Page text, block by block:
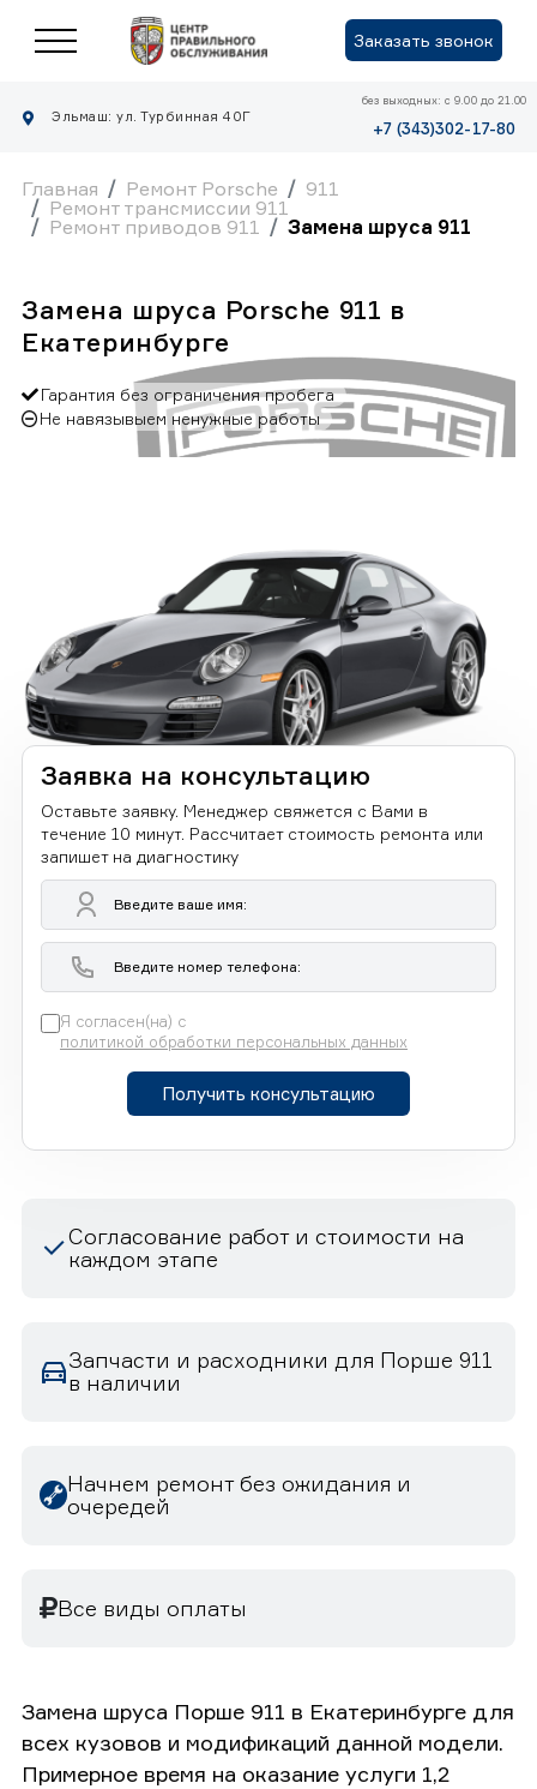
Заказать звонок
Эльмаш: ул. Турбинная 40Г
без выходных: с 9.00 до 21.00
+7 (343)302-17-80
Главная Ремонт Porsche
911
Ремонт трансмиссии 911
Ремонт приводов 911
Замена шруса 911
Замена шруса Porsche 911 в
Екатеринбурге
Гарантия без ограничения пробега
Не навязывыем ненужные работы
Заявка на консультацию
Оставьте заявку. Менеджер свяжется с Вами в
течение 10 минут. Рассчитает стоимость ремонта или
запишет на диагностику
Я согласен(на) с
политикой обработки персональных данных
Получить консультацию
Согласование работ и стоимости на
каждом этапе
Запчасти и расходники для Порше 911
в наличии
Начнем ремонт без ожидания и
очередей
Все виды оплаты
Замена шруса Порше 911 в Екатеринбурге для
всех кузовов и модификаций данной модели.
Примерное время на оказание услуги 1,2